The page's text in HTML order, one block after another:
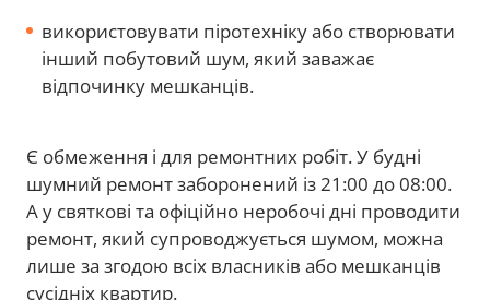
використовувати піротехніку або створювати
інший побутовий шум, який заважає
відпочинку мешканців.
Є обмеження і для ремонтних робіт. У будні
шумний ремонт заборонений із 21:00 до 08:00.
А у святкові та офіційно неробочі дні проводити
ремонт, який супроводжується шумом, можна
лише за згодою всіх власників або мешканців
сусідніх квартир.